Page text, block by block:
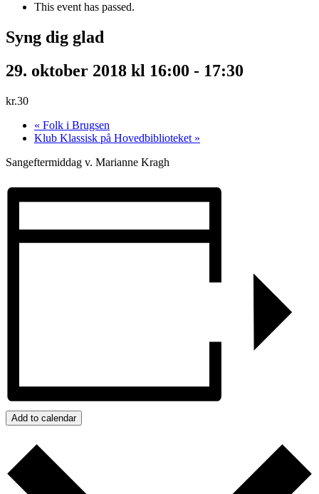
This event has passed.
Syng dig glad
29. oktober 2018 kl 16:00 - 17:30
kr.30
« Folk i Brugsen
Klub Klassisk på Hovedbiblioteket »
Sangeftermiddag v. Marianne Kragh
Add to calendar